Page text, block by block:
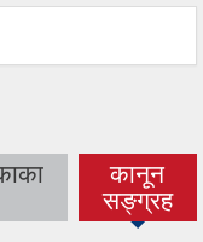
कानून
सङ्ग्रह
(active
tab)